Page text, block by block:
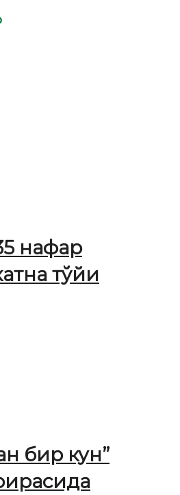
нафар
тўйи
бир кун”